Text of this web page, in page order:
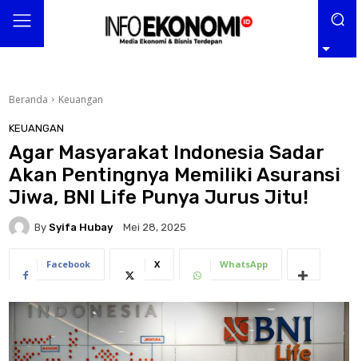
Beranda Keuangan
KEUANGAN
Agar Masyarakat Indonesia Sadar
Akan Pentingnya Memiliki Asuransi
Jiwa, BNI Life Punya Jurus Jitu!
By Syifa Hubay Mei 28, 2025
Facebook X WhatsApp